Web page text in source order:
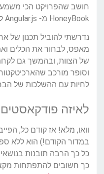
חושב שהפרויקט הכי
HoneyBook מ- Angular.js ל- React.
נדרשתי להוביל תכנון של
מאפס, לבחור את הכלים
של הצוות, ובהמשך גם
וסופר מורכב
לחיות עם ההשלכות של
לאיזה
וואו, מלא! אז קודם כל,
במדור הקודם!) הוא ללא
כל כך הרבה תובנות
כך חשובים להתפתחות